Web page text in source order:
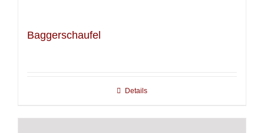
Baggerschaufel
Details